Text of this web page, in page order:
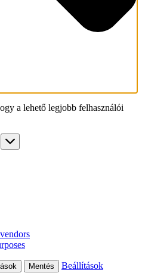
a lehető legjobb felhasználói
Mentés Beállítások